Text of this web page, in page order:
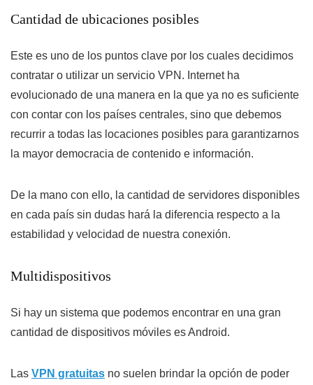
Cantidad de ubicaciones posibles
Este es uno de los puntos clave por los cuales decidimos
contratar o utilizar un servicio VPN. Internet ha
evolucionado de una manera en la que ya no es suficiente
con contar con los países centrales, sino que debemos
recurrir a todas las locaciones posibles para garantizarnos
la mayor democracia de contenido e información.
De la mano con ello, la cantidad de servidores disponibles
en cada país sin dudas hará la diferencia respecto a la
estabilidad y velocidad de nuestra conexión.
Multidispositivos
Si hay un sistema que podemos encontrar en una gran
cantidad de dispositivos móviles es Android.
Las VPN gratuitas no suelen brindar la opción de poder